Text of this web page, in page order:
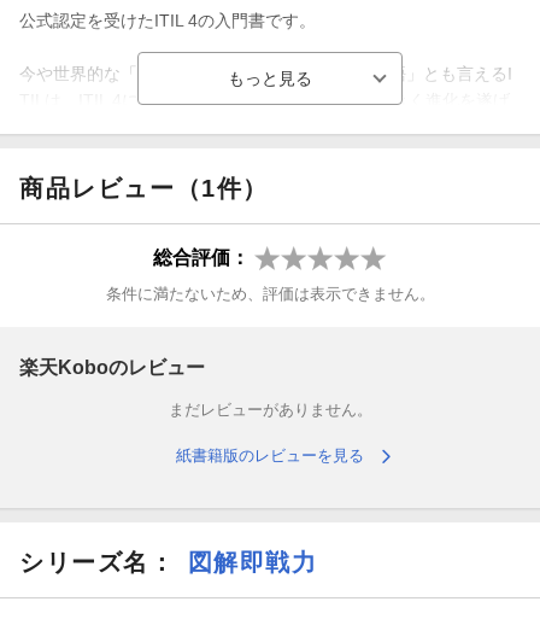
公式認定を受けたITIL 4の入門書です。
今や世界的な「ITサービスマネジメントの共通言語」とも言えるI
TILは、ITIL 4にバージョンアップされたことで大きく進化を遂げ
な図解と具体例を交えたわかりやすい解説で、現場で生きる基礎
が身につきます。
さらに読者限定の特典として、ITIL 4ファンデーション認定試験の
模擬問題と解説をダウンロード提供。
と、人気資格の対策をしたい方にもおすすめできる一冊です。
01 デジタル時代とは
商品レビュー（1件）
総合評価：
条件に満たないため、評価は表示できません。
楽天Koboのレビュー
まだレビューがありません。
紙書籍版のレビューを見る
シリーズ名： 図解即戦力